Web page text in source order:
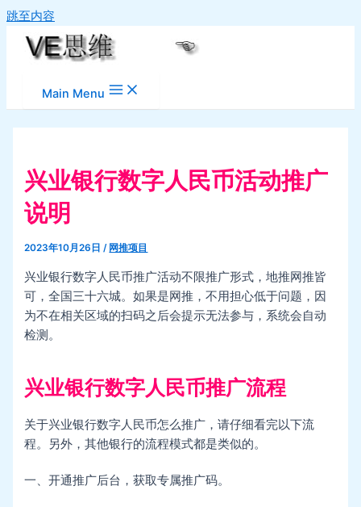
跳至内容
Main Menu
兴业银行数字人民币活动推广
说明
2023年10月26日/ 网推项目
兴业银行数字人民币推广活动不限推广形式，地推网推皆
可，全国三十六城。如果是网推，不用担心低于问题，因
为不在相关区域的扫码之后会提示无法参与，系统会自动
检测。
兴业银行数字人民币推广流程
关于兴业银行数字人民币怎么推广，请仔细看完以下流
程。另外，其他银行的流程模式都是类似的。
一、开通推广后台，获取专属推广码。